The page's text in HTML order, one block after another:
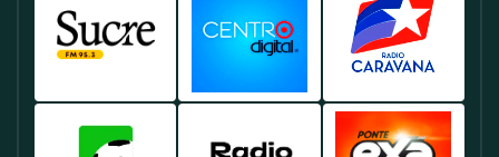
Radio
Sucre
Radio
Radio
Caravana